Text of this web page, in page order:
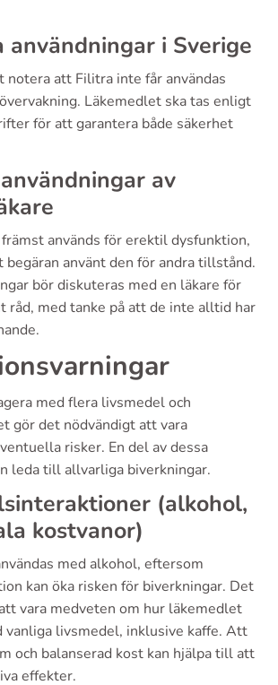
användningar i Sverige
notera att Filitra inte får användas
Läkemedlet ska tas enligt
för att garantera både säkerhet
av
används för erektil dysfunktion,
begäran använt den för andra tillstånd.
bör diskuteras med en läkare för
råd, med tanke på att de inte alltid har
med flera livsmedel och
gör det nödvändigt att vara
risker. En del av dessa
leda till allvarliga biverkningar.
(alkohol,
kostvanor)
med alkohol, eftersom
kan öka risken för biverkningar. Det
vara medveten om hur läkemedlet
vanliga livsmedel, inklusive kaffe. Att
och balanserad kost kan hjälpa till att
effekter.